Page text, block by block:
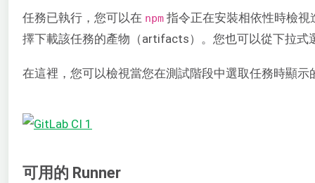
任務已執行，您可以在 npm 指令正在安裝相依性時檢
擇下載該任務的產物（artifacts）。您也可以從下拉式
在這裡，您可以檢視當您在測試階段中選取任務時顯示
可用的 Runner